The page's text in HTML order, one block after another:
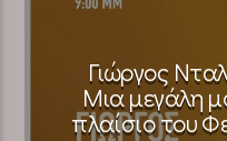
Γιώργος
Μια μεγάλη
πλαίσιο του